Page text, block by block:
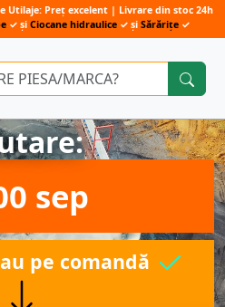
sep
pe comandă
Utilaje: Preț excelent | Livrare din stoc 24h
✓ și Ciocane hidraulice ✓ și Sărărițe ✓